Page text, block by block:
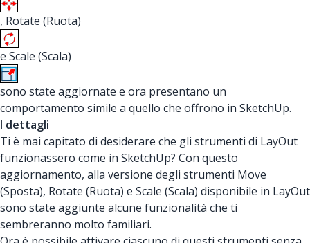
, Rotate (Ruota)
e Scale (Scala)
sono state aggiornate e ora presentano un
comportamento simile a quello che offrono in SketchUp.
I dettagli
Ti è mai capitato di desiderare che gli strumenti di LayOut
funzionassero come in SketchUp? Con questo
aggiornamento, alla versione degli strumenti Move
(Sposta), Rotate (Ruota) e Scale (Scala) disponibile in LayOut
sono state aggiunte alcune funzionalità che ti
sembreranno molto familiari.